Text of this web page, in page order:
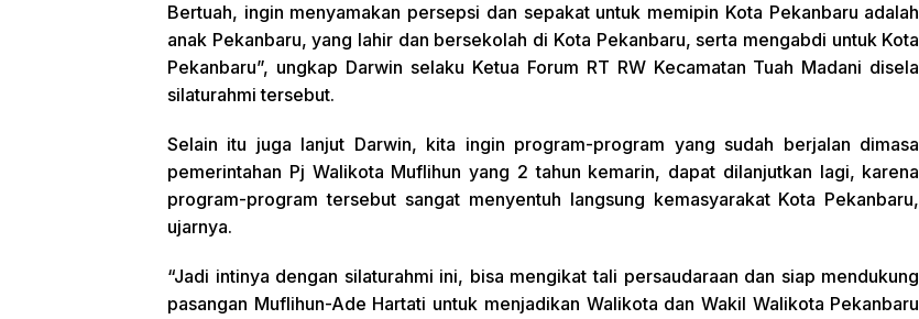
Bertuah, ingin menyamakan persepsi dan sepakat untuk memipin Kota Pekanbaru adalah
anak Pekanbaru, yang lahir dan bersekolah di Kota Pekanbaru, serta mengabdi untuk Kota
Pekanbaru”, ungkap Darwin selaku Ketua Forum RT RW Kecamatan Tuah Madani disela
silaturahmi tersebut.
Selain itu juga lanjut Darwin, kita ingin program-program yang sudah berjalan dimasa
pemerintahan Pj Walikota Muflihun yang 2 tahun kemarin, dapat dilanjutkan lagi, karena
program-program tersebut sangat menyentuh langsung kemasyarakat Kota Pekanbaru,
ujarnya.
“Jadi intinya dengan silaturahmi ini, bisa mengikat tali persaudaraan dan siap mendukung
pasangan Muflihun-Ade Hartati untuk menjadikan Walikota dan Wakil Walikota Pekanbaru